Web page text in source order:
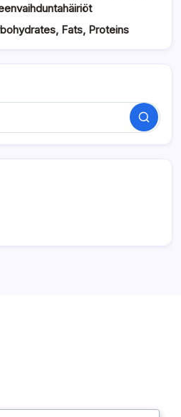
Fats, Proteins
Search